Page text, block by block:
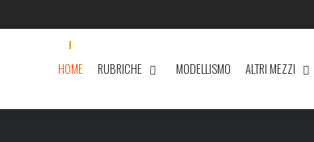
HOME RUBRICHE MODELLISMO ALTRI MEZZI